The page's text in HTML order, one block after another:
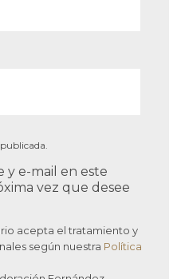
y e-mail en este
vez que desee
acepta el tratamiento y
según nuestra Política